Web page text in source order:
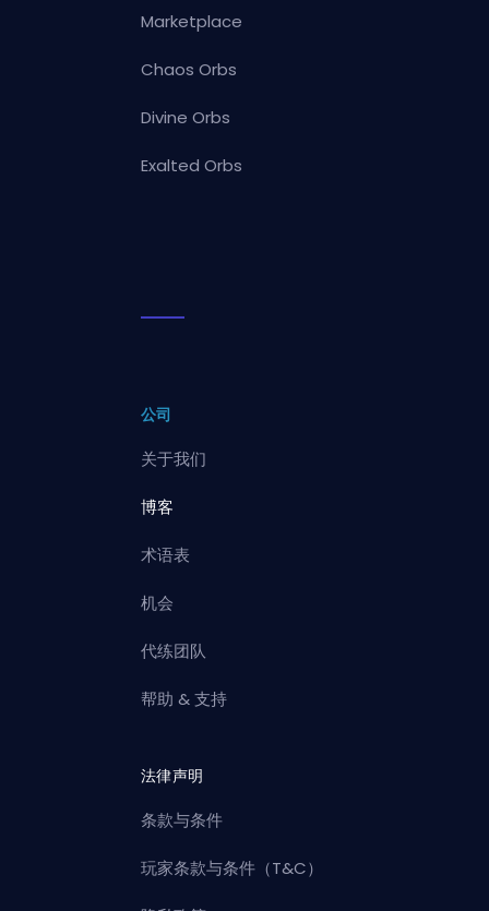
Marketplace
Chaos Orbs
Divine Orbs
Exalted Orbs
公司
关于我们
博客
术语表
机会
代练团队
帮助 & 支持
法律声明
条款与条件
玩家条款与条件（T&C）